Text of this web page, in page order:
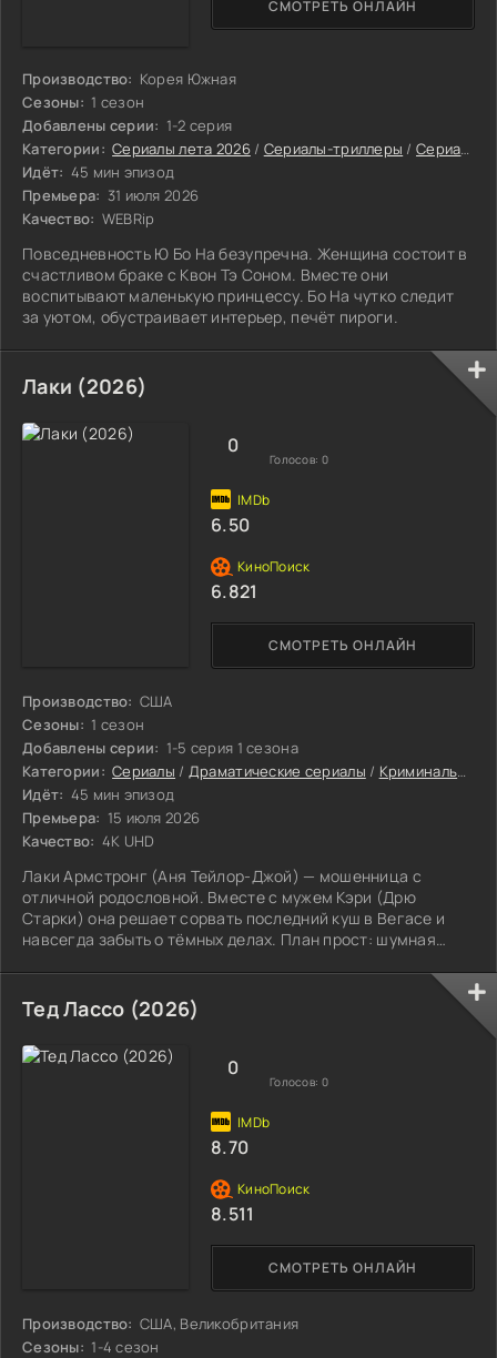
Производство: Корея Южная
Сезоны: 1 сезон
Добавлены серии: 1-2 серия
Категории: Сериалы лета 2026/ Сериалы-триллеры /Сериалы 2026
Идёт: 45 мин эпизод
Премьера: 31 июля 2026
Качество: WEBRip
Повседневность Ю Бо На безупречна. Женщина состоит в
счастливом браке с Квон Тэ Соном. Вместе они
воспитывают маленькую принцессу. Бо На чутко следит
за уютом, обустраивает интерьер, печёт пироги.
СМОТРЕТЬ ОНЛАЙН
Лаки (2026)
Производство: США
Сезоны: 1 сезон
Добавлены серии: 1-5 серия 1 сезона
Категории: Сериалы / Драматические сериалы / Криминальные сериалы
Идёт: 45 мин эпизод
Премьера: 15 июля 2026
Качество: 4K UHD
Лаки Армстронг (Аня Тейлор-Джой) — мошенница с
отличной родословной. Вместе с мужем Кэри (Дрю
Старки) она решает сорвать последний куш в Вегасе и
навсегда забыть о тёмных делах. План прост: шумная
новую жизнь. Однако утро приносит жестокий сюрприз.
Лаки просыпается в гостиничном номере с дикой
головной болью и понимает: Кэри исчез, деньги пропали.
Внизу её уже ждут агенты ФБР (Онжаню Эллис-Тейлор) и
те, кого она хотела бы никогда не
СМОТРЕТЬ ОНЛАЙН
0
Голосов: 0
6.50
6.821
Тед Лассо (2026)
Производство: США, Великобритания
Сезоны: 1-4 сезон
СМОТРЕТЬ ОНЛАЙН
0
Голосов: 0
8.70
8.511